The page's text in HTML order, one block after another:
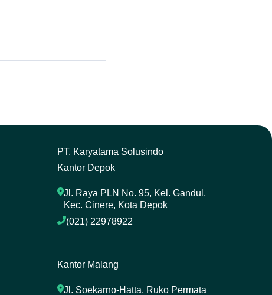
PT. Karyatama Solusindo
Kantor Depok
Jl. Raya PLN No. 95, Kel. Gandul,
Kec. Cinere, Kota Depok
(021) 22978922
Kantor Malang
Jl. Soekarno-Hatta, Ruko Permata